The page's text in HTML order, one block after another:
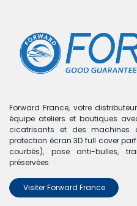
Boutique
Nous
Aucun produit défini
Forward France, votre
équipe ateliers et boutiques
cicatrisants et des machines
protection écran 3D full cover
courbés), pose anti-bulles,
préservées.
Visiter Forward France